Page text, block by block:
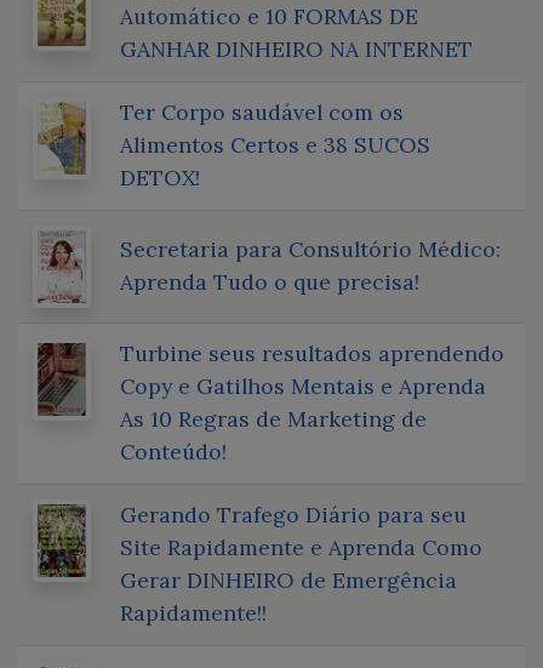
Automático e 10 FORMAS DE
GANHAR DINHEIRO NA INTERNET
Ter Corpo saudável com os
Alimentos Certos e 38 SUCOS
DETOX!
Secretaria para Consultório Médico:
Aprenda Tudo o que precisa!
Turbine seus resultados aprendendo
Copy e Gatilhos Mentais e Aprenda
As 10 Regras de Marketing de
Conteúdo!
Gerando Trafego Diário para seu
Site Rapidamente e Aprenda Como
Gerar DINHEIRO de Emergência
Rapidamente!!